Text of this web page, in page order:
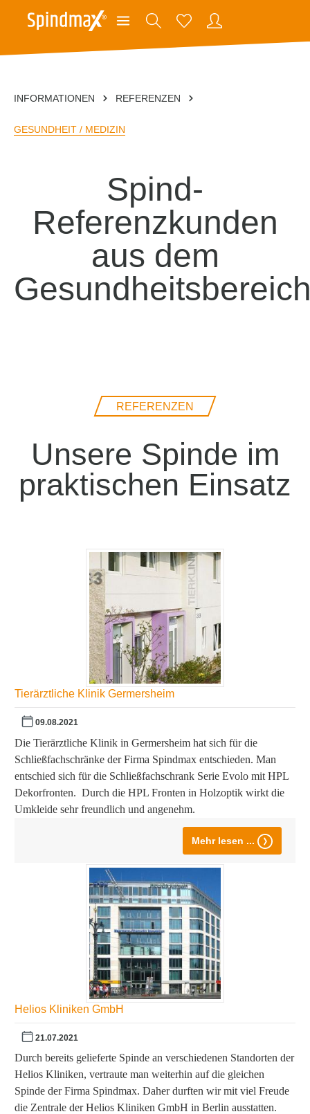
INFORMATIONEN REFERENZEN
GESUNDHEIT / MEDIZIN
Spind-
Referenzkunden
aus dem
REFERENZEN
Unsere Spinde im
praktischen Einsatz
Tierärztliche Klinik Germersheim
09.08.2021
Die Tierärztliche Klinik in Germersheim hat sich für die
Schließfachschränke der Firma Spindmax entschieden. Man
entschied sich für die Schließfachschrank Serie Evolo mit HPL
Dekorfronten. Durch die HPL Fronten in Holzoptik wirkt die
Umkleide sehr freundlich und angenehm.
Mehr lesen ...
Helios Kliniken GmbH
21.07.2021
Durch bereits gelieferte Spinde an verschiedenen Standorten der
Helios Kliniken, vertraute man weiterhin auf die gleichen
Spinde der Firma Spindmax. Daher durften wir mit viel Freude
die Zentrale der Helios Kliniken GmbH in Berlin ausstatten.